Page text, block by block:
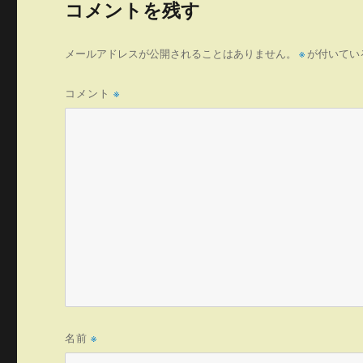
コメントを残す
メールアドレスが公開されることはありません。 ※ が付いて
コメント※
名前※